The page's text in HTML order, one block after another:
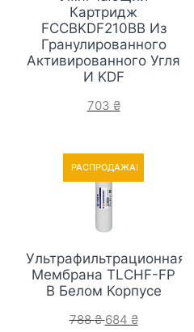
Картридж
FCCBKDF210BB Из
Гранулированного
Активированного Угля
И KDF
703 ₴
РАСПРОДАЖА!
РАСПРОДАЖА!
Ультрафильтрационная
Мембрана TLCHF-FP
В Белом Корпусе
788₴ 684 ₴